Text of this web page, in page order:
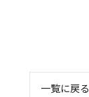
一覧に戻る